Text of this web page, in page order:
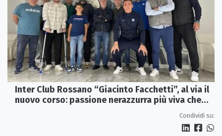
Inter Club Rossano “Giacinto Facchetti”, al via il
nuovo corso: passione nerazzurra più viva che
Condividi su: